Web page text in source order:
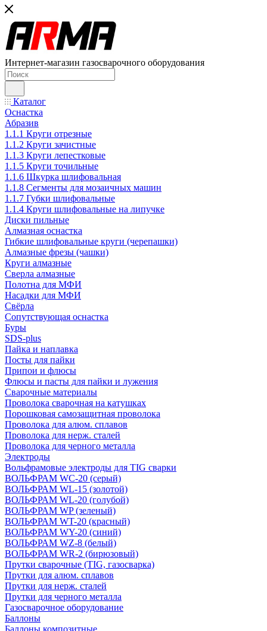
Интернет-магазин газосварочного оборудования
Каталог
Оснастка
Абразив
1.1.1 Круги отрезные
1.1.2 Круги зачистные
1.1.3 Круги лепестковые
1.1.5 Круги точильные
1.1.6 Шкурка шлифовальная
1.1.8 Сегменты для мозаичных машин
1.1.7 Губки шлифовальные
1.1.4 Круги шлифовальные на липучке
Диски пильные
Алмазная оснастка
Гибкие шлифовальные круги (черепашки)
Алмазные фрезы (чашки)
Круги алмазные
Сверла алмазные
Полотна для МФИ
Насадки для МФИ
Свёрла
Сопутствующая оснастка
Буры
SDS-plus
Пайка и наплавка
Посты для пайки
Припои и флюсы
Флюсы и пасты для пайки и лужения
Сварочные материалы
Проволока сварочная на катушках
Порошковая самозащитная проволока
Проволока для алюм. сплавов
Проволока для нерж. сталей
Проволока для черного металла
Электроды
Вольфрамовые электроды для TIG сварки
ВОЛЬФРАМ WC-20 (серый)
ВОЛЬФРАМ WL-15 (золотой)
ВОЛЬФРАМ WL-20 (голубой)
ВОЛЬФРАМ WP (зеленый)
ВОЛЬФРАМ WT-20 (красный)
ВОЛЬФРАМ WY-20 (синий)
ВОЛЬФРАМ WZ-8 (белый)
ВОЛЬФРАМ WR-2 (бирюзовый)
Прутки сварочные (TIG, газосварка)
Прутки для алюм. сплавов
Прутки для нерж. сталей
Прутки для черного металла
Газосварочное оборудование
Баллоны
Баллоны композитные